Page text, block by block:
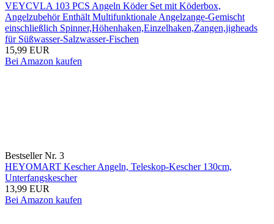
VEYCVLA 103 PCS Angeln Köder Set mit Köderbox,
Angelzubehör Enthält Multifunktionale Angelzange-Gemischt
einschließlich Spinner,Höhenhaken,Einzelhaken,Zangen,jigheads
für Süßwasser-Salzwasser-Fischen
15,99 EUR
Bei Amazon kaufen
Bestseller Nr. 3
HEYOMART Kescher Angeln, Teleskop-Kescher 130cm,
Unterfangskescher
13,99 EUR
Bei Amazon kaufen